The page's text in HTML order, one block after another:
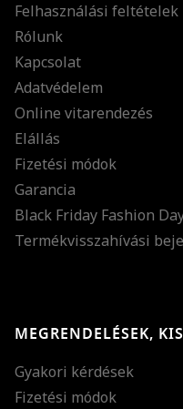
Felhasználási feltételek
Rólunk
Kapcsolat
Adatvédelem
Online vitarendezés
Elállás
Fizetési módok
Garancia
Black Friday Fashion
Termékvisszahívási
MEGRENDELÉSEK,
Gyakori kérdések
Fizetési módok